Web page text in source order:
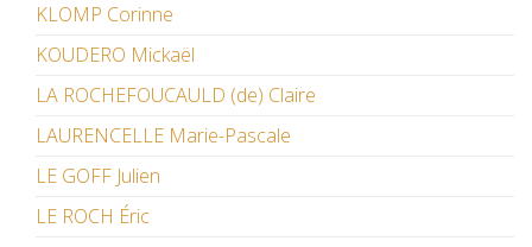
KLOMP Corinne
KOUDERO Mickaël
LA ROCHEFOUCAULD (de) Claire
LAURENCELLE Marie-Pascale
LE GOFF Julien
LE ROCH Éric